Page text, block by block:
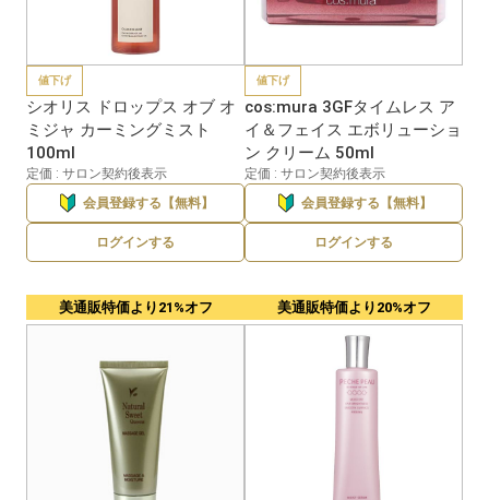
値下げ
シオリス ドロップス オブ オ
ミジャ カーミングミスト
100ml
定価 : サロン契約後表示
会員登録する【無料】
ログインする
値下げ
cos:mura 3GFタイムレス ア
イ＆フェイス エボリューショ
ン クリーム 50ml
定価 : サロン契約後表示
会員登録する【無料】
ログインする
美通販特価より21%オフ 美通販特価より20%オフ